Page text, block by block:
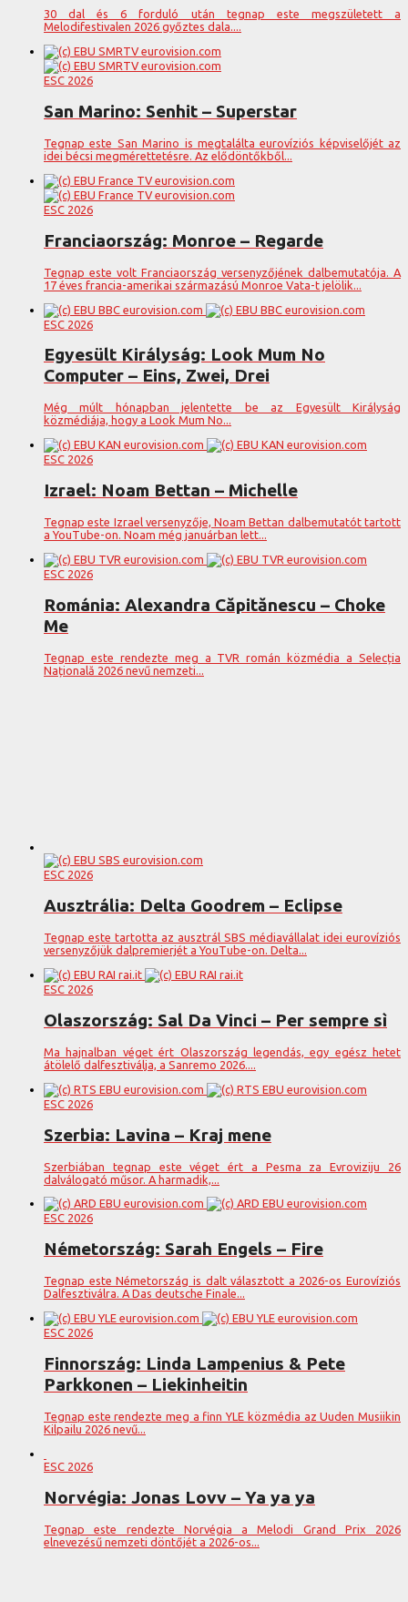
30 dal és 6 forduló után tegnap este megszületett a
Melodifestivalen 2026 győztes dala....
ESC 2026
San Marino: Senhit – Superstar
Tegnap este San Marino is megtalálta eurovíziós képviselőjét az
idei bécsi megmérettetésre. Az elődöntőkből...
ESC 2026
Franciaország: Monroe – Regarde
Tegnap este volt Franciaország versenyzőjének dalbemutatója. A
17 éves francia-amerikai származású Monroe Vata-t jelölik...
ESC 2026
Egyesült Királyság: Look Mum No
Computer – Eins, Zwei, Drei
Még múlt hónapban jelentette be az Egyesült Királyság
közmédiája, hogy a Look Mum No...
ESC 2026
Izrael: Noam Bettan – Michelle
Tegnap este Izrael versenyzője, Noam Bettan dalbemutatót tartott
a YouTube-on. Noam még januárban lett...
ESC 2026
Románia: Alexandra Căpitănescu – Choke
Me
Tegnap este rendezte meg a TVR román közmédia a Selecția
Națională 2026 nevű nemzeti...
ESC 2026
Ausztrália: Delta Goodrem – Eclipse
Tegnap este tartotta az ausztrál SBS médiavállalat idei eurovíziós
versenyzőjük dalpremierjét a YouTube-on. Delta...
ESC 2026
Olaszország: Sal Da Vinci – Per sempre sì
Ma hajnalban véget ért Olaszország legendás, egy egész hetet
átölelő dalfesztiválja, a Sanremo 2026....
ESC 2026
Szerbia: Lavina – Kraj mene
Szerbiában tegnap este véget ért a Pesma za Evroviziju 26
dalválogató műsor. A harmadik,...
ESC 2026
Németország: Sarah Engels – Fire
Tegnap este Németország is dalt választott a 2026-os Eurovíziós
Dalfesztiválra. A Das deutsche Finale...
ESC 2026
Finnország: Linda Lampenius & Pete
Parkkonen – Liekinheitin
Tegnap este rendezte meg a finn YLE közmédia az Uuden Musiikin
Kilpailu 2026 nevű...
ESC 2026
Norvégia: Jonas Lovv – Ya ya ya
Tegnap este rendezte Norvégia a Melodi Grand Prix 2026
elnevezésű nemzeti döntőjét a 2026-os...